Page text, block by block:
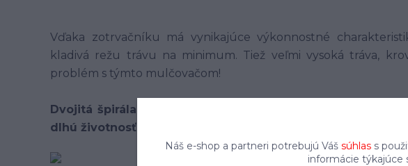
Vďaka zotrvačníku má vynikajúce výkonnostné
kladivá režu trávu na minimum. Tiež veľmi vysoká tráva,
problém s týmto mulčovačom!
Dvojitá špirála rotora vytvára jeho rovnomerné zaťaženie
dlhú životnosť s oveľa menším úsilím.
Náš e-shop a partneri potrebujú Váš súhlass
informácie týkajúce